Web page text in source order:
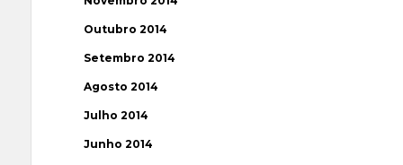
Outubro 2014
Setembro 2014
Agosto 2014
Julho 2014
Junho 2014